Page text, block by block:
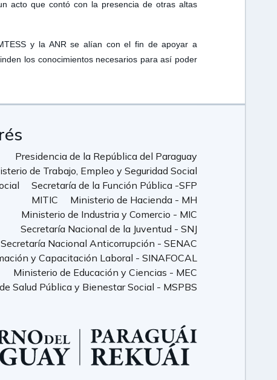
acto que contó con la presencia de otras altas
y la ANR se alían con el fin de apoyar a
los conocimientos necesarios para así poder
Presidencia de la República del Paraguay
de Trabajo, Empleo y Seguridad Social
Secretaría de la Función Pública -SFP
MITIC
Ministerio de Hacienda - MH
Ministerio de Industria y Comercio - MIC
Secretaría Nacional de la Juventud - SNJ
Secretaría Nacional Anticorrupción - SENAC
y Capacitación Laboral - SINAFOCAL
Ministerio de Educación y Ciencias - MEC
Salud Pública y Bienestar Social - MSPBS